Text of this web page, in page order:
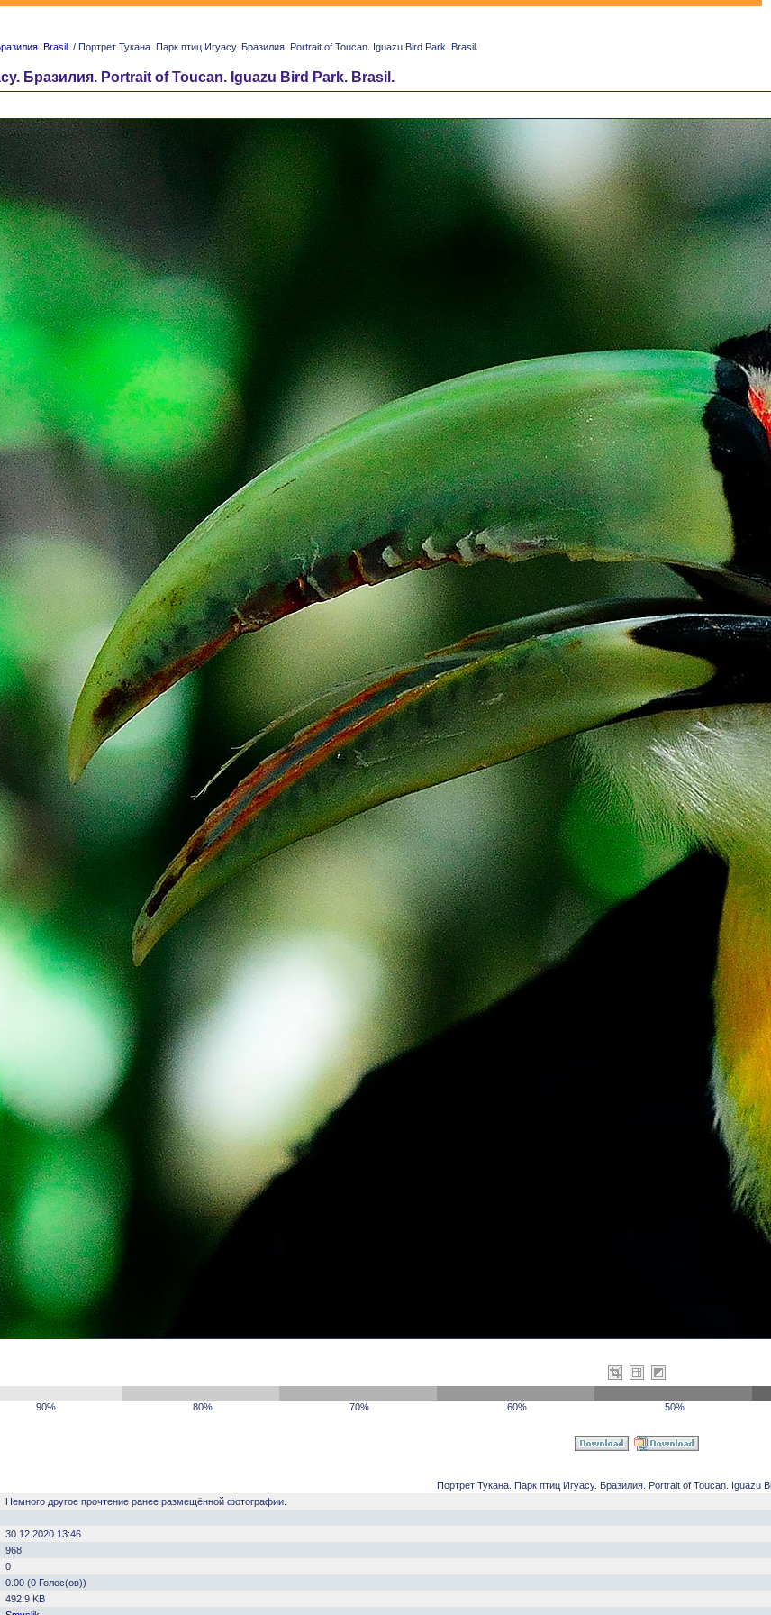
Brasil. / Портрет Тукана. Парк птиц Игуасу. Бразилия. Portrait of Toucan. Iguazu Bird Park. Brasil.
Бразилия. Portrait of Toucan. Iguazu Bird Park. Brasil.
90% 80% 70% 60% 50%
Портрет Тукана. Парк птиц Игуасу. Бразилия. Portrait of Toucan. Iguazu
Немного другое прочтение ранее размещённой фотографии.
30.12.2020 13:46
968
0
0.00 (0 Голос(ов))
492.9 KB